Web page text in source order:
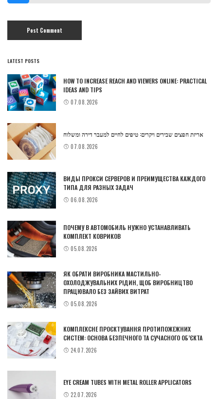
LATEST POSTS
HOW TO INCREASE REACH AND VIEWERS ONLINE: PRACTICAL
IDEAS AND TIPS
07.08.2026
אריזת חפצים שבירים ויקרים: טיפים לחיים למעבר דירה ומשלוח
07.08.2026
ВИДЫ ПРОКСИ СЕРВЕРОВ И ПРЕИМУЩЕСТВА КАЖДОГО
ТИПА ДЛЯ РАЗНЫХ ЗАДАЧ
06.08.2026
ПОЧЕМУ В АВТОМОБИЛЬ НУЖНО УСТАНАВЛИВАТЬ
КОМПЛЕКТ КОВРИКОВ
05.08.2026
ЯК ОБРАТИ ВИРОБНИКА МАСТИЛЬНО-
ОХОЛОДЖУВАЛЬНИХ РІДИН, ЩОБ ВИРОБНИЦТВО
ПРАЦЮВАЛО БЕЗ ЗАЙВИХ ВИТРАТ
05.08.2026
КОМПЛЕКСНЕ ПРОЄКТУВАННЯ ПРОТИПОЖЕЖНИХ
СИСТЕМ: ОСНОВА БЕЗПЕЧНОГО ТА СУЧАСНОГО ОБ’ЄКТА
24.07.2026
EYE CREAM TUBES WITH METAL ROLLER APPLICATORS
22.07.2026